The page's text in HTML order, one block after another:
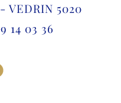
VEDRIN 5020
14 03 36